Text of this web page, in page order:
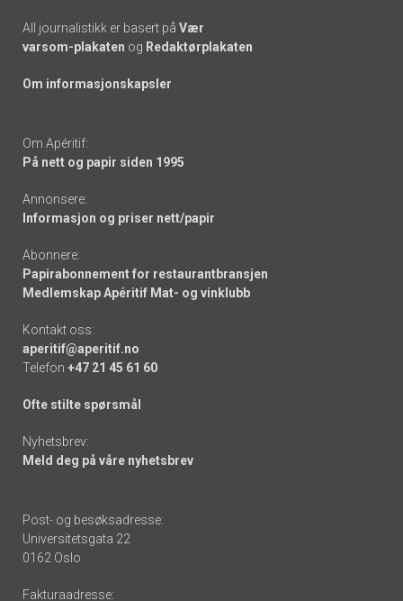
All journalistikk er basert på Vær
varsom-plakaten og Redaktørplakaten
Om informasjonskapsler
Om Apéritif:
På nett og papir siden 1995
Annonsere:
Informasjon og priser nett/papir
Abonnere:
Papirabonnement for restaurantbransjen
Medlemskap Apéritif Mat- og vinklubb
Kontakt oss:
aperitif@aperitif.no
Telefon +47 21 45 61 60
Ofte stilte spørsmål
Nyhetsbrev:
Meld deg på våre nyhetsbrev
Post- og besøksadresse:
Universitetsgata 22
0162 Oslo
Fakturaadresse: